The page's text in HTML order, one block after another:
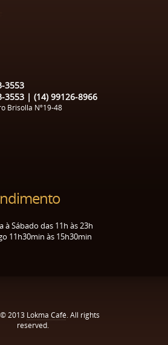
3553
3553 | (14) 99126-8966
Brisolla Nº19-48
à Sábado das 11h às 23h
11h30min às 15h30min
2013 Lokma Café. All rights
reserved.